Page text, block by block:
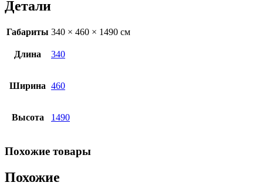
Детали
Габариты 340 × 460 × 1490 см
Длина 340
Ширина 460
Высота 1490
Похожие товары
Похожие